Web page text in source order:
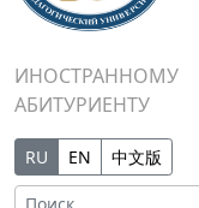
ИНОСТРАННОМУ
АБИТУРИЕНТУ
RU EN 中文版